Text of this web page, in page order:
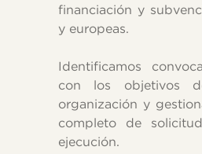
financiación y
y europeas.
Identificamos
con los objetivos
organización y
completo de
ejecución.